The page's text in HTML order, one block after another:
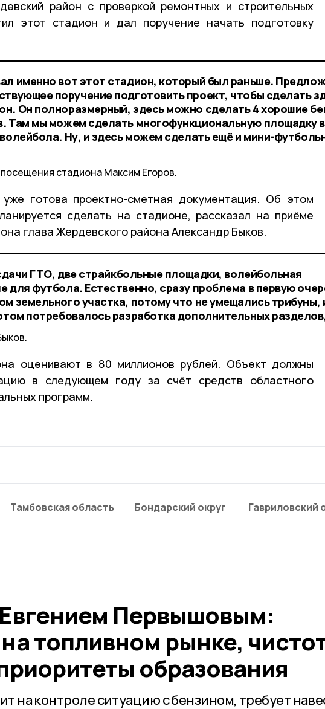
район с проверкой ремонтных и строительных
этот стадион и дал поручение начать подготовку
именно вот этот стадион, который был раньше.
поручение подготовить проект, чтобы сделать
Он полноразмерный, здесь можно сделать 4 хорошие
Там мы можем сделать многофункциональную площадку в
Ну, и здесь можем сделать ещё и мини-
стадиона Максим Егоров.
готова проектно-сметная документация. Об этом
сделать на стадионе, рассказал на приёме
глава Жердевского района Александр Быков.
ГТО, две страйкбольные площадки, волейбольная
для футбола. Естественно, сразу проблема в первую
земельного участка, потому что не умещались трибуны,
потребовалось разработка дополнительных
оценивают в 80 миллионов рублей. Объект должны
в следующем году за счёт средств областного
программ.
Тамбовская область Бондарский округ Гавриловский
Первышовым:
топливном рынке,
образования
на контроле ситуацию с бензином, требует